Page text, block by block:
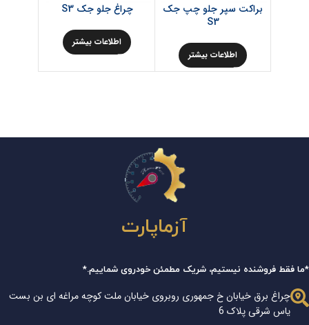
براکت سپر جلو چپ جک
S3
اطلاعات بیشتر
چراغ جلو جک S3
اطلاعات بیشتر
آزماپارت
*ما فقط فروشنده نیستیم، شریک مطمئن خودروی شماییم.*
چراغ برق خیابان خ جمهوری روبروی خیابان ملت کوچه مراغه ای بن بست
یاس شرقی پلاک 6